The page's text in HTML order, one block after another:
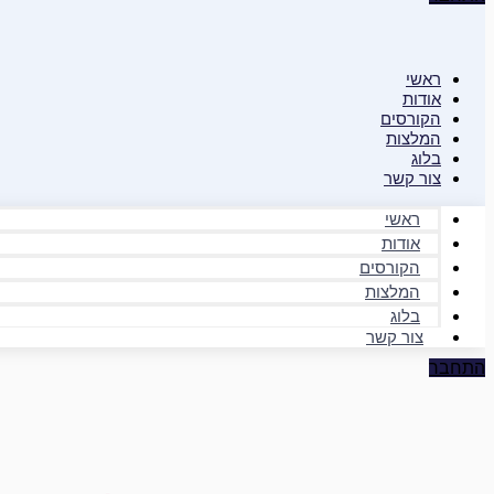
ראשי
אודות
הקורסים
המלצות
בלוג
צור קשר
ראשי
אודות
הקורסים
המלצות
בלוג
צור קשר
התחבר